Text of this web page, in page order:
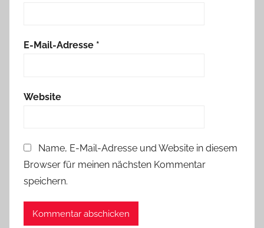
E-Mail-Adresse *
Website
Name, E-Mail-Adresse und Website in diesem
Browser für meinen nächsten Kommentar
speichern.